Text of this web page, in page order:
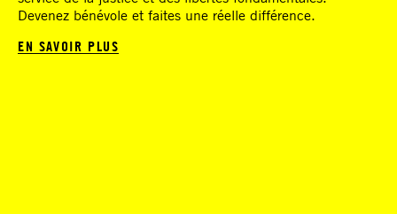
Devenez bénévole et faites une réelle différence.
EN SAVOIR PLUS